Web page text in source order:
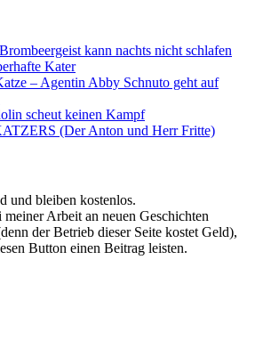
kann nachts nicht schlafen
Kater
– Agentin Abby Schnuto geht auf
scheut keinen Kampf
(Der Anton und Herr Fritte)
und bleiben kostenlos.
Arbeit an neuen Geschichten
der Betrieb dieser Seite kostet Geld),
Button einen Beitrag leisten.